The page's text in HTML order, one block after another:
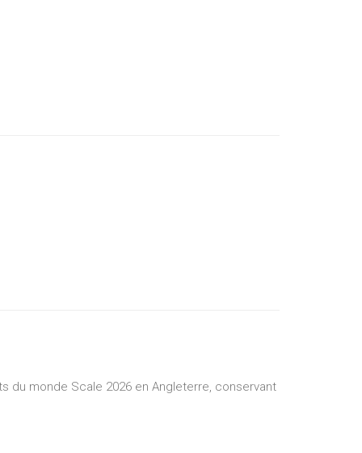
du monde Scale 2026 en Angleterre, conservant